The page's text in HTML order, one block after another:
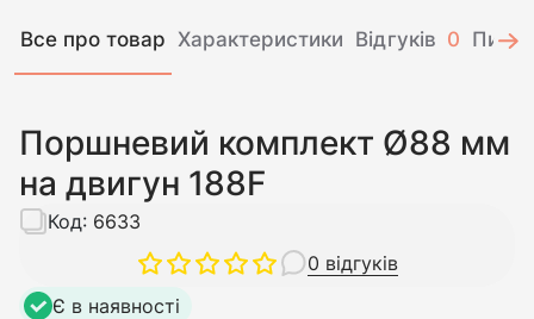
Все про товар Характеристики Відгуків 0
Поршневий комплект Ø88 мм
на двигун 188F
0 відгуків
Код: 6633
Є в наявності